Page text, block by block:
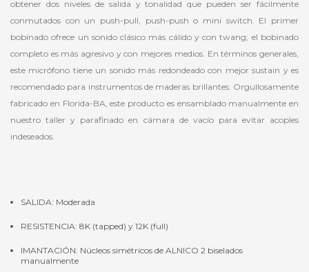
obtener dos niveles de salida y tonalidad que pueden ser fácilmente
conmutados con un push-pull, push-push o mini switch. El primer
bobinado ofrece un sonido clásico más cálido y con twang; el bobinado
completo es más agresivo y con mejores medios. En términos generales,
este micrófono tiene un sonido más redondeado con mejor sustain y es
recomendado para instrumentos de maderas brillantes. Orgullosamente
fabricado en Florida-BA, este producto es ensamblado manualmente en
nuestro taller y parafinado en cámara de vacío para evitar acoples
indeseados.
SALIDA: Moderada
RESISTENCIA: 8K (tapped) y 12K (full)
IMANTACIÓN: Núcleos simétricos de ALNICO 2 biselados
manualmente